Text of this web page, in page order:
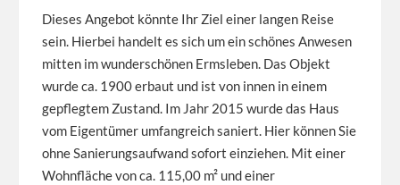
Dieses Angebot könnte Ihr Ziel einer langen Reise
sein. Hierbei handelt es sich um ein schönes Anwesen
mitten im wunderschönen Ermsleben. Das Objekt
wurde ca. 1900 erbaut und ist von innen in einem
gepflegtem Zustand. Im Jahr 2015 wurde das Haus
vom Eigentümer umfangreich saniert. Hier können Sie
ohne Sanierungsaufwand sofort einziehen. Mit einer
Wohnfläche von ca. 115,00 m² und einer